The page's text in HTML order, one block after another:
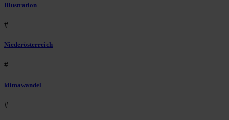
Illustration
#
Niederösterreich
#
klimawandel
#